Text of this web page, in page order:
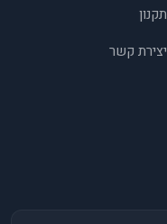
תקנון
יצירת קשר